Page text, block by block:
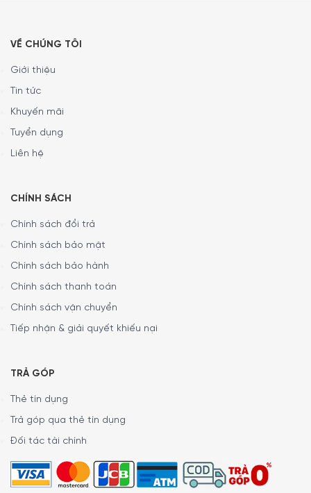
Chức năng Thêm & Cân tiện lợi cũng cho phép đo nhiều
công thức và cho thêm vào bát trên cân
Cân nặng / đo lường theo các đơn vị sau: gms, lbs, ozs,
fl.ozs và mls.
Dung tích tối đa của cân: 5kg / 176.4 fl.oz / 11lb / 5000ml.
VỀ CHÚNG TÔI
Giới thiệu
Tin tức
Khuyến mãi
Tuyển dụng
Liên hệ
CHÍNH SÁCH
Chính sách đổi trả
Chính sách bảo mật
Chính sách bảo hành
Chính sách thanh toán
Chính sách vận chuyển
Tiếp nhận & giải quyết khiếu nại
TRẢ GÓP
Thẻ tín dụng
Trả góp qua thẻ tín dụng
Đối tác tài chính